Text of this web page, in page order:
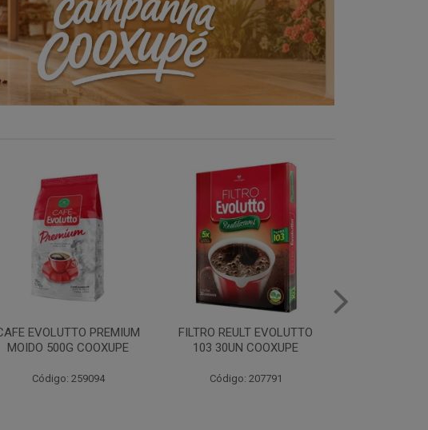
FILTRO REULT EVOLUTTO
103 30UN COOXUPE
Código: 207791
FILTRO PAPEL EVOLUTTO
102 30UN COOXUPE
Código: 259097